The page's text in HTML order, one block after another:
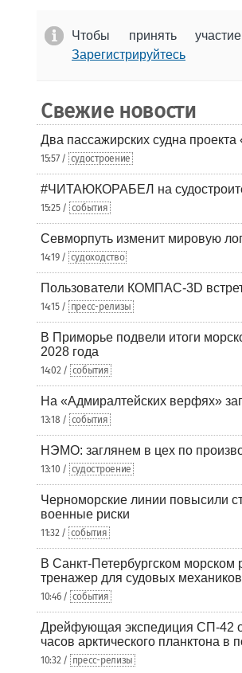
Чтобы принять
Зарегистрируйтесь
Свежие новости
Два пассажирских судна
15:57 / судостроение
#ЧИТАЮКОРАБЕЛ на
15:25 / события
Севморпуть изменит мировую
14:19 / судоходство
Пользователи КОМПАС-3D
14:15 / пресс-релизы
В Приморье подвели итоги
2028 года
14:02 / события
На «Адмиралтейских верфях»
13:18 / события
НЭМО: заглянем в цех по
13:10 / судостроение
Черноморские линии повысили
военные риски
11:32 / события
В Санкт-Петербургском
тренажер для судовых
10:46 / события
Дрейфующая экспедиция СП-42
часов арктического планктона в
10:32 / пресс-релизы